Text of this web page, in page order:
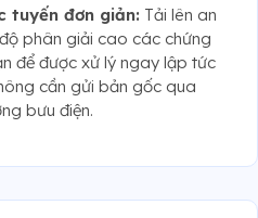
tuyến đơn giản: Tải lên an
phân giải cao các chứng
để được xử lý ngay lập tức
cần gửi bản gốc qua
bưu điện.